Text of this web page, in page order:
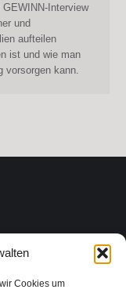
Cookies um
Interview
und
aufteilen
ist und wie man
vorsorgen kann.